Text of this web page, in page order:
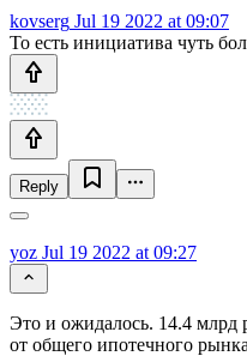
kovserg Jul 19 2022 at 09:07
То есть инициатива чуть
Reply
yoz Jul 19 2022 at 09:27
Это и ожидалось. 14.4 млрд
от общего ипотечного